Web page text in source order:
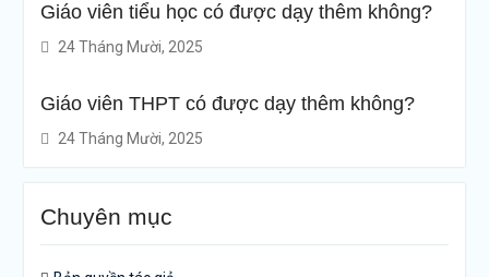
Giáo viên tiểu học có được dạy thêm không?
24 Tháng Mười, 2025
Giáo viên THPT có được dạy thêm không?
24 Tháng Mười, 2025
Chuyên mục